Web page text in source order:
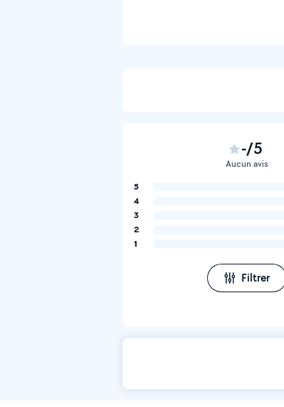
-/5
Aucun avis
5
4
3
2
1
Filtrer